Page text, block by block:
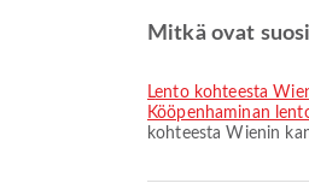
Mitkä ovat
lento kohteesta
Kööpenhaminan
kohteesta Wienin